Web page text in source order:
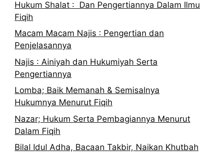
Hukum Shalat : Dan Pengertiannya Dalam Ilmu
Fiqih
Macam Macam Najis : Pengertian dan
Penjelasannya
Najis : Ainiyah dan Hukumiyah Serta
Pengertiannya
Lomba; Baik Memanah & Semisalnya
Hukumnya Menurut Fiqih
Nazar; Hukum Serta Pembagiannya Menurut
Dalam Fiqih
Bilal Idul Adha, Bacaan Takbir, Naikan Khutbah